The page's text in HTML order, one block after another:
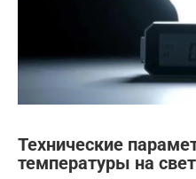
Технические
температуры на свет